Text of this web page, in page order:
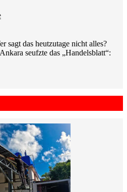
sagt das heutzutage nicht alles?
seufzte das „Handelsblatt“: